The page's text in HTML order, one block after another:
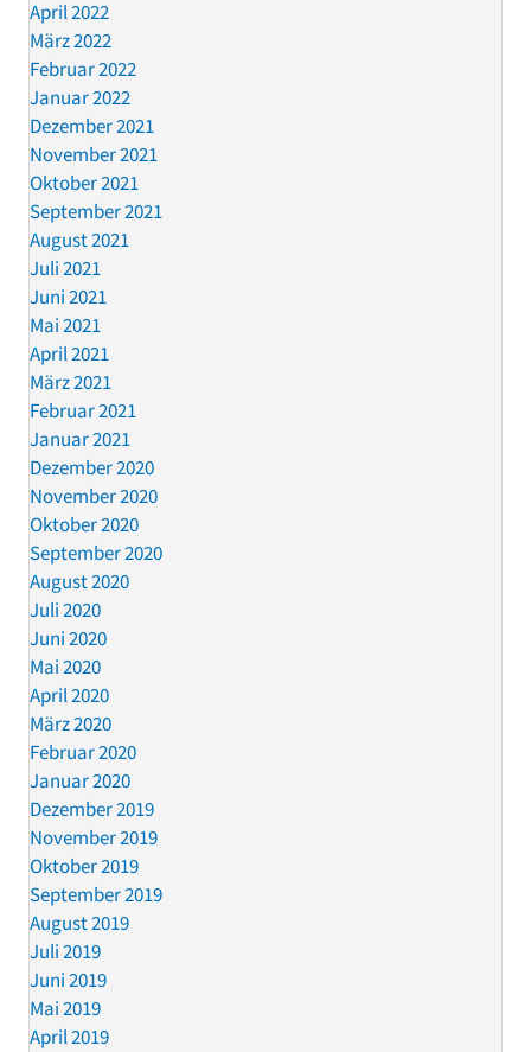
April 2022
März 2022
Februar 2022
Januar 2022
Dezember 2021
November 2021
Oktober 2021
September 2021
August 2021
Juli 2021
Juni 2021
Mai 2021
April 2021
März 2021
Februar 2021
Januar 2021
Dezember 2020
November 2020
Oktober 2020
September 2020
August 2020
Juli 2020
Juni 2020
Mai 2020
April 2020
März 2020
Februar 2020
Januar 2020
Dezember 2019
November 2019
Oktober 2019
September 2019
August 2019
Juli 2019
Juni 2019
Mai 2019
April 2019